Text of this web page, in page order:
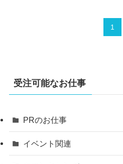
1
受注可能なお仕事
PRのお仕事
イベント関連